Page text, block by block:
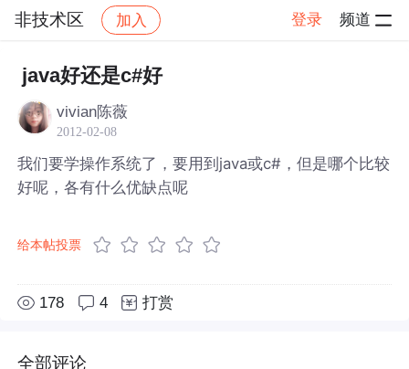
非技术区 加入 登录 频道
社区 非技术区
java好还是c#好
vivian陈薇
2012-02-08
我们要学操作系统了，要用到java或c#，但是哪个比较
好呢，各有什么优缺点呢
给本帖投票
178 4 打赏
全部评论